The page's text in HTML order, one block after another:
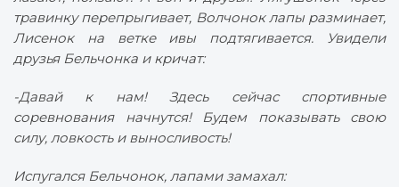
травинку перепрыгивает, Волчонок лапы разминает,
Лисенок на ветке ивы подтягивается. Увидели
друзья Бельчонка и кричат:
-Давай к нам! Здесь сейчас спортивные
соревнования начнутся! Будем показывать свою
силу, ловкость и выносливость!
Испугался Бельчонок, лапами замахал: